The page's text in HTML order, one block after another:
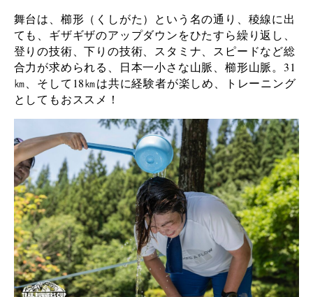
舞台は、櫛形（くしがた）という名の通り、稜線に出
ても、ギザギザのアップダウンをひたすら繰り返し、
登りの技術、下りの技術、スタミナ、スピードなど総
合力が求められる、日本一小さな山脈、櫛形山脈。 31
㎞、そして 18㎞は共に経験者が楽しめ、トレーニング
としてもおススメ！